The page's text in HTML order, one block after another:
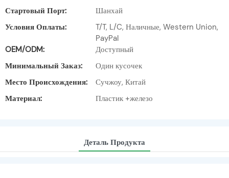
Стартовый Порт:
Шанхай
Условия Оплаты:
T/T, L/C, Наличные, Western Union,
PayPal
OEM/ODM:
Доступный
Минимальный Заказ:
Один кусочек
Место Происхождения:
Сучжоу, Китай
Материал:
Пластик +железо
Деталь Продукта